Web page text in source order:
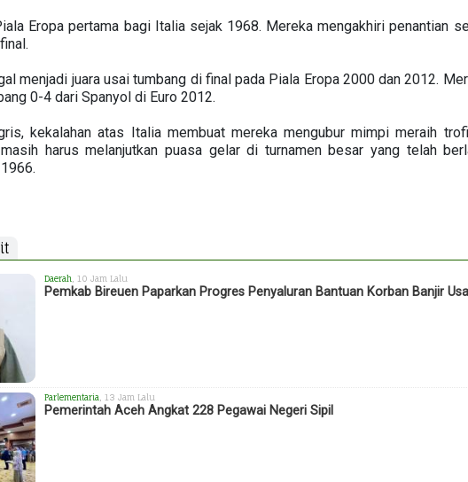
Eropa pertama bagi Italia sejak 1968. Mereka mengakhiri penantian
menjadi juara usai tumbang di final pada Piala Eropa 2000 dan 2012.
0-4 dari Spanyol di Euro 2012.
kekalahan atas Italia membuat mereka mengubur mimpi meraih
harus melanjutkan puasa gelar di turnamen besar yang telah
Daerah , 10 Jam Lalu
Pemkab Bireuen Paparkan Progres Penyaluran Bantuan Korban Banjir
Parlementaria , 13 Jam Lalu
Pemerintah Aceh Angkat 228 Pegawai Negeri Sipil